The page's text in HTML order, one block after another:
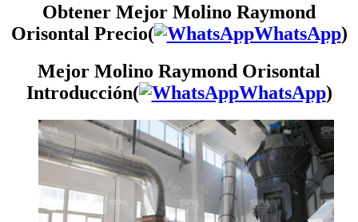
Obtener Mejor Molino Raymond
Orisontal Precio(
WhatsApp)
Mejor Molino Raymond Orisontal
Introducción(
WhatsApp)